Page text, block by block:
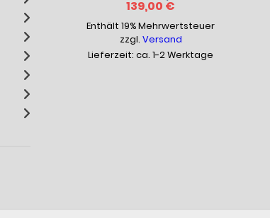
179,00 €
139,00 €
ist:
139,00 €.
Enthält 19% Mehrwertsteuer
zzgl. Versand
Lieferzeit: ca. 1-2 Werktage